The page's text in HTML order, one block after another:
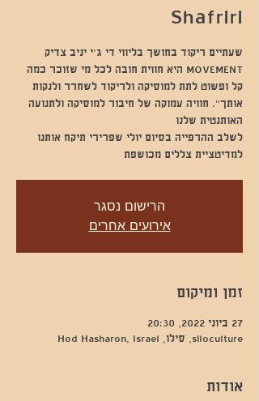
Shafriri
MOVEMENT היא חווית חובה לכל מי שזוכר כמה
קל ופשוט לתת למוסיקה ולריקוד לשחרר ולנקות
אותך". חוויה עמוקה של חיבור למוסיקה ולתנועה
לשלב ההרפייה בסיום יולי שפרירי תיקח אותנו
למדיטציית צללים מכושפת
הרישום נסגר
אירועים אחרים
זמן ומיקום
27 ביוני 2022, 20:30
siloculture, סילו, Hod Hasharon, Israel
אודות